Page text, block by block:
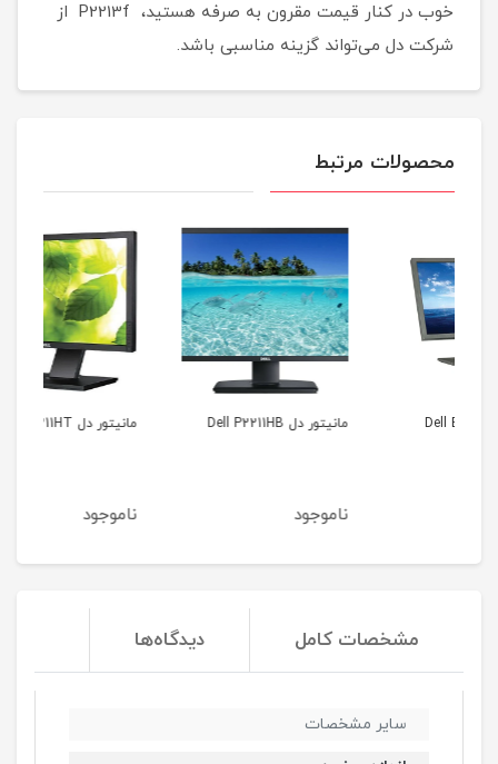
خوب در کنار قیمت مقرون‌ به‌ صرفه هستید، P2213f از
شرکت دل می‌تواند گزینه مناسبی باشد.
محصولات مرتبط
مانیتور دل Dell P2211HB مانیتور دل Dell P2211HT
مشخصات کامل دیدگاه‌ها
سایر مشخصات